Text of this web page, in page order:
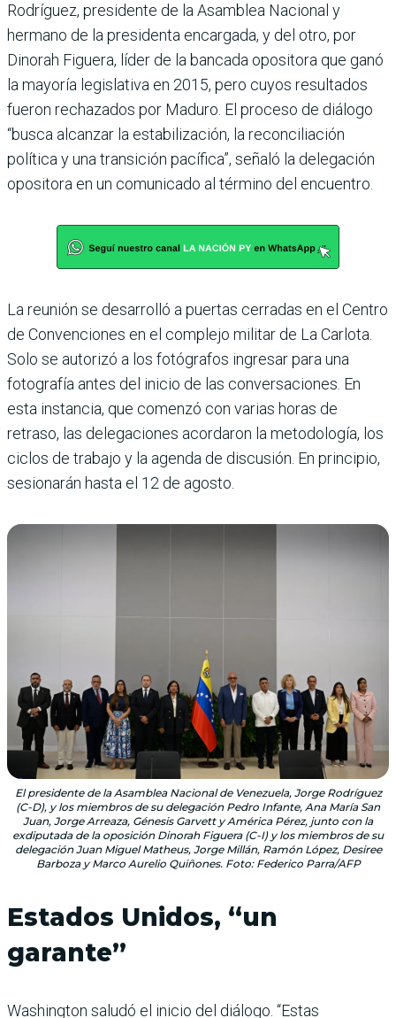
Rodríguez, presidente de la Asamblea Nacional y
hermano de la presidenta encargada, y del otro, por
Dinorah Figuera, líder de la bancada opositora que ganó
la mayoría legislativa en 2015, pero cuyos resultados
fueron rechazados por Maduro. El proceso de diálogo
“busca alcanzar la estabilización, la reconciliación
política y una transición pacífica”, señaló la delegación
opositora en un comunicado al término del encuentro.
La reunión se desarrolló a puertas cerradas en el Centro
de Convenciones en el complejo militar de La Carlota.
Solo se autorizó a los fotógrafos ingresar para una
fotografía antes del inicio de las conversaciones. En
esta instancia, que comenzó con varias horas de
retraso, las delegaciones acordaron la metodología, los
ciclos de trabajo y la agenda de discusión. En principio,
sesionarán hasta el 12 de agosto.
El presidente de la Asamblea Nacional de Venezuela, Jorge Rodríguez
(C-D), y los miembros de su delegación Pedro Infante, Ana María San
Juan, Jorge Arreaza, Génesis Garvett y América Pérez, junto con la
exdiputada de la oposición Dinorah Figuera (C-I) y los miembros de su
delegación Juan Miguel Matheus, Jorge Millán, Ramón López, Desiree
Barboza y Marco Aurelio Quiñones. Foto: Federico Parra/AFP
Estados Unidos, “un
garante”
Washington saludó el inicio del diálogo. “Estas